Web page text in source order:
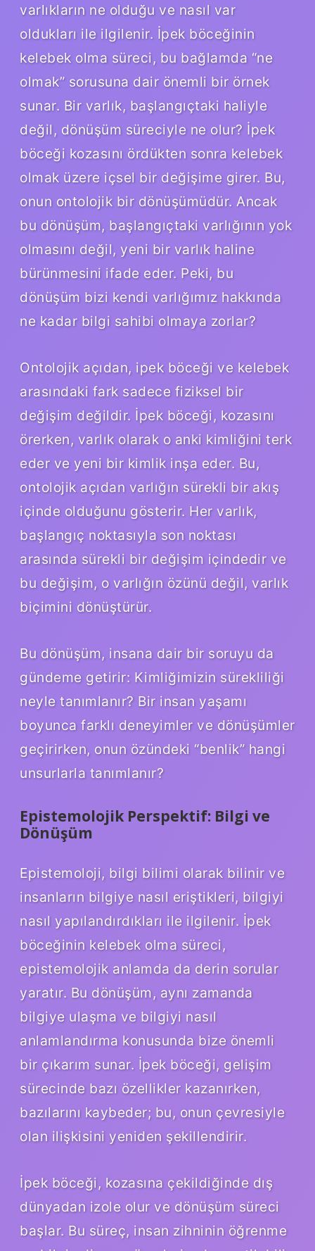
varlıkların ne olduğu ve nasıl var
oldukları ile ilgilenir. İpek böceğinin
kelebek olma süreci, bu bağlamda “ne
olmak” sorusuna dair önemli bir örnek
sunar. Bir varlık, başlangıçtaki haliyle
değil, dönüşüm süreciyle ne olur? İpek
böceği kozasını ördükten sonra kelebek
olmak üzere içsel bir değişime girer. Bu,
onun ontolojik bir dönüşümüdür. Ancak
bu dönüşüm, başlangıçtaki varlığının yok
olmasını değil, yeni bir varlık haline
bürünmesini ifade eder. Peki, bu
dönüşüm bizi kendi varlığımız hakkında
ne kadar bilgi sahibi olmaya zorlar?
Ontolojik açıdan, ipek böceği ve kelebek
arasındaki fark sadece fiziksel bir
değişim değildir. İpek böceği, kozasını
örerken, varlık olarak o anki kimliğini terk
eder ve yeni bir kimlik inşa eder. Bu,
ontolojik açıdan varlığın sürekli bir akış
içinde olduğunu gösterir. Her varlık,
başlangıç noktasıyla son noktası
arasında sürekli bir değişim içindedir ve
bu değişim, o varlığın özünü değil, varlık
biçimini dönüştürür.
Bu dönüşüm, insana dair bir soruyu da
gündeme getirir: Kimliğimizin sürekliliği
neyle tanımlanır? Bir insan yaşamı
boyunca farklı deneyimler ve dönüşümler
geçirirken, onun özündeki “benlik” hangi
unsurlarla tanımlanır?
Epistemolojik Perspektif: Bilgi ve
Dönüşüm
Epistemoloji, bilgi bilimi olarak bilinir ve
insanların bilgiye nasıl eriştikleri, bilgiyi
nasıl yapılandırdıkları ile ilgilenir. İpek
böceğinin kelebek olma süreci,
epistemolojik anlamda da derin sorular
yaratır. Bu dönüşüm, aynı zamanda
bilgiye ulaşma ve bilgiyi nasıl
anlamlandırma konusunda bize önemli
bir çıkarım sunar. İpek böceği, gelişim
sürecinde bazı özellikler kazanırken,
bazılarını kaybeder; bu, onun çevresiyle
olan ilişkisini yeniden şekillendirir.
İpek böceği, kozasına çekildiğinde dış
dünyadan izole olur ve dönüşüm süreci
başlar. Bu süreç, insan zihninin öğrenme